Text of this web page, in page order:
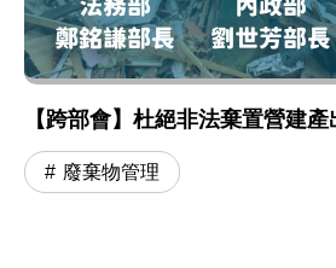
【跨部會】杜絕非法棄置營建
廢棄物管理